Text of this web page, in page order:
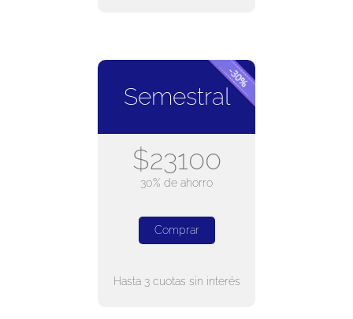
Semestral
$23100
30% de ahorro
Comprar
Hasta 3 cuotas sin interés